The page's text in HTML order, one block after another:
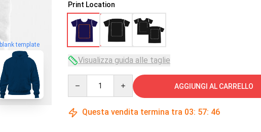
blank template
Print Location
Visualizza guida alle taglie
AGGIUNGI AL CARRELLO
Questa vendita termina tra 03: 57: 45